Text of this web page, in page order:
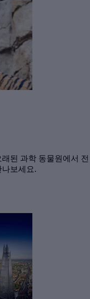
된 과학 동물원에서
보세요.